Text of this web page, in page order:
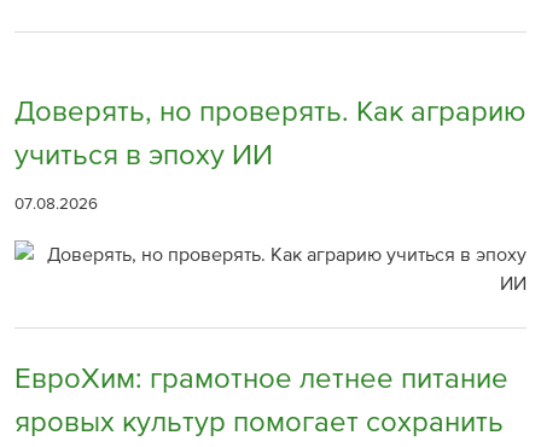
Доверять, но проверять. Как аграрию
учиться в эпоху ИИ
07.08.2026
ЕвроХим: грамотное летнее питание
яровых культур помогает сохранить